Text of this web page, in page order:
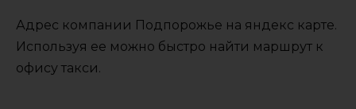
Адрес компании Подпорожье на яндекс карте.
Используя ее можно быстро найти маршрут к
офису такси.